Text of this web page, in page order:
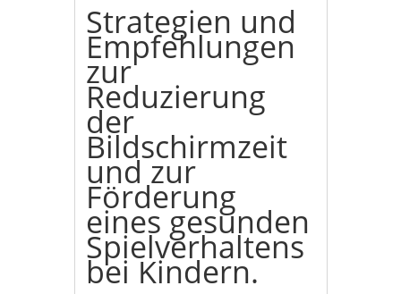
Strategien und
Empfehlungen
zur
Reduzierung
der
Bildschirmzeit
und zur
Förderung
eines gesunden
Spielverhaltens
bei Kindern.